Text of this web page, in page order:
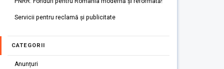
Servicii pentru reclamă și publicitate
CATEGORII
Anunțuri